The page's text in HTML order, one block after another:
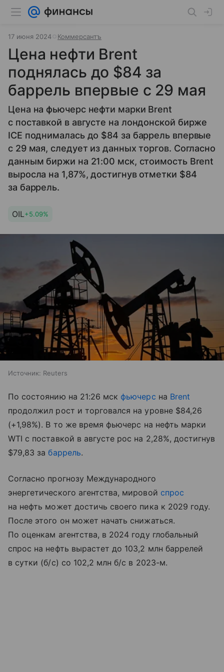
17 июня 2024 Коммерсантъ
Цена нефти Brent
поднялась до $84 за
баррель впервые с 29 мая
Цена на фьючерс нефти марки Brent
с поставкой в августе на лондонской бирже
ICE поднималась до $84 за баррель впервые
с 29 мая, следует из данных торгов. Согласно
данным биржи на 21:00 мск, стоимость Brent
выросла на 1,87%, достигнув отметки $84
за баррель.
OIL+5.09%
Источник: Reuters
По состоянию на 21:26 мск фьючерс на Brent
продолжил рост и торговался на уровне $84,26
(+1,98%). В то же время фьючерс на нефть марки
WTI с поставкой в августе рос на 2,28%, достигнув
$79,83 забаррель.
Согласно прогнозу Международного
энергетического агентства, мировой спрос
на нефть может достичь своего пика к 2029 году.
После этого он может начать снижаться.
По оценкам агентства, в 2024 году глобальный
спрос на нефть вырастет до 103,2 млн баррелей
в сутки (б/с) со 102,2 млн б/с в 2023-м.